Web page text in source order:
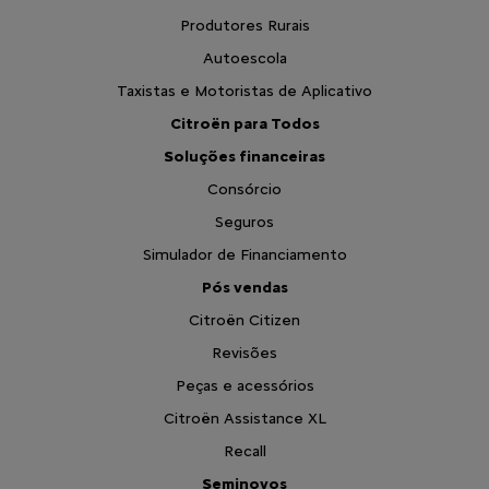
Produtores Rurais
Autoescola
Taxistas e Motoristas de Aplicativo
Citroën para Todos
Soluções financeiras
Consórcio
Seguros
Simulador de Financiamento
Pós vendas
Citroën Citizen
Revisões
Peças e acessórios
Citroën Assistance XL
Recall
Seminovos